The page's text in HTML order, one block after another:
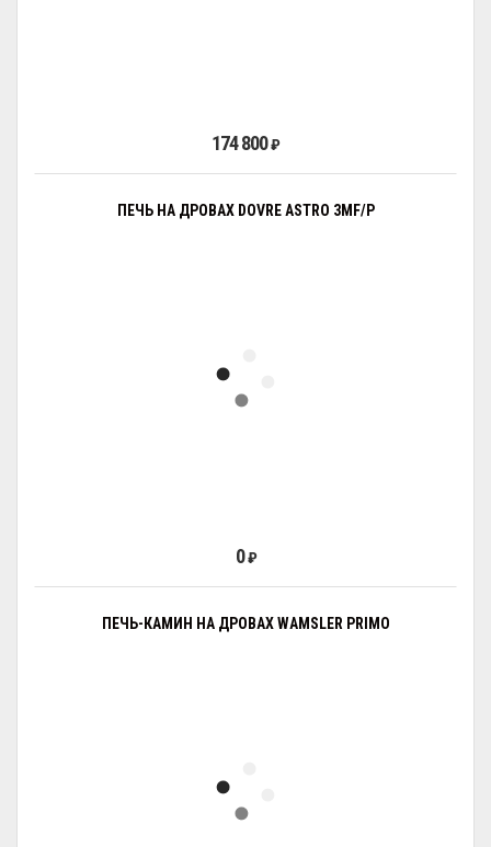
174 800₽
ПЕЧЬ НА ДРОВАХ DOVRE ASTRO 3MF/P
0₽
ПЕЧЬ-КАМИН НА ДРОВАХ WAMSLER PRIMO